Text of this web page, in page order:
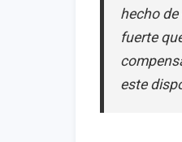
hecho
fuerte
este